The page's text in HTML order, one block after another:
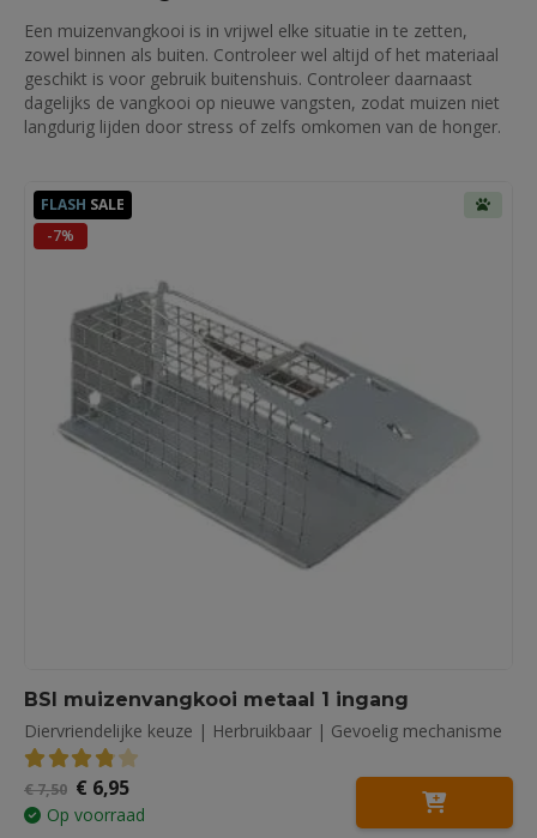
Een muizenvangkooi is in vrijwel elke situatie in te zetten,
zowel binnen als buiten. Controleer wel altijd of het materiaal
geschikt is voor gebruik buitenshuis. Controleer daarnaast
dagelijks de vangkooi op nieuwe vangsten, zodat muizen niet
langdurig lijden door stress of zelfs omkomen van de honger.
FLASH SALE
-7%
BSI muizenvangkooi metaal 1 ingang
Diervriendelijke keuze | Herbruikbaar | Gevoelig mechanisme
3.88 out of 5
€7,50 Oorspronkelijke
prijs
was:
€ 6,95Huidige
prijs
is:
Op voorraad